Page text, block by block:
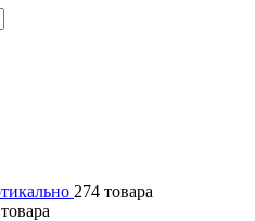
274 товара
товара